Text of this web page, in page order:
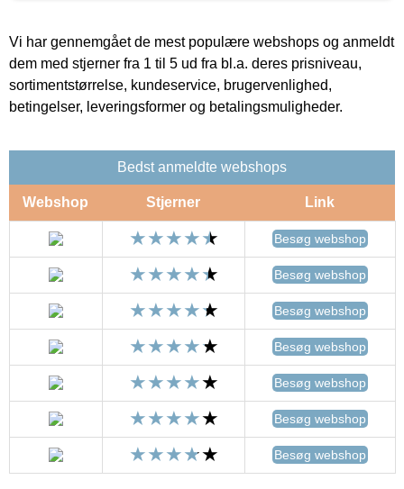
Vi har gennemgået de mest populære webshops og anmeldt
dem med stjerner fra 1 til 5 ud fra bl.a. deres prisniveau,
sortimentstørrelse, kundeservice, brugervenlighed,
betingelser, leveringsformer og betalingsmuligheder.
Bedst anmeldte webshops
Webshop Stjerner Link
Besøg webshop
Besøg webshop
Besøg webshop
Besøg webshop
Besøg webshop
Besøg webshop
Besøg webshop